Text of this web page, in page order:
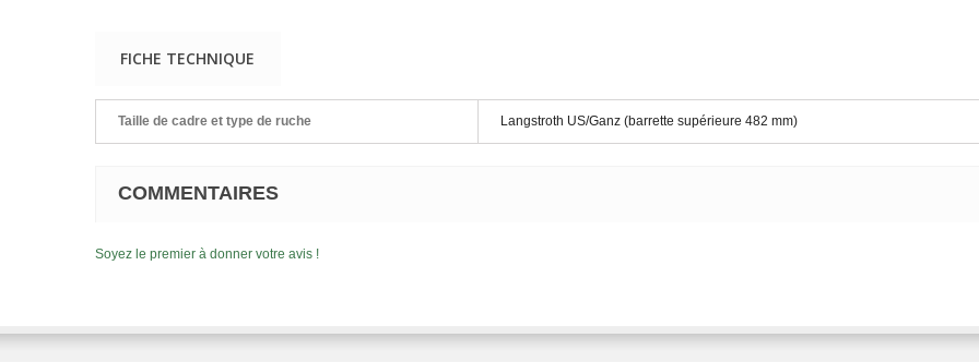
FICHE TECHNIQUE
Taille de cadre et type de ruche Langstroth US/Ganz (barrette supérieure 482 mm)
COMMENTAIRES
Soyez le premier à donner votre avis !